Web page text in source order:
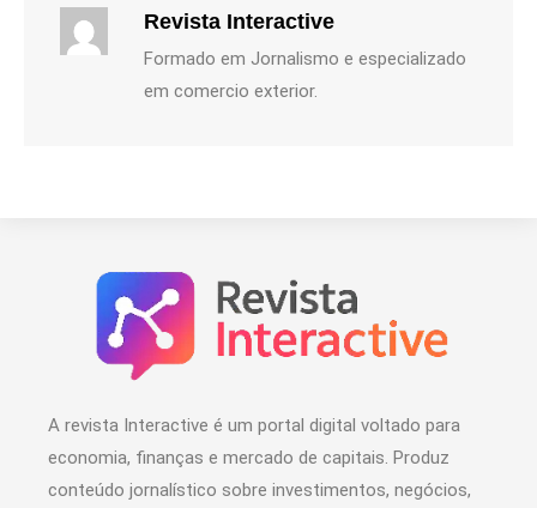
Revista Interactive
Formado em Jornalismo e especializado
em comercio exterior.
A revista Interactive é um portal digital voltado para
economia, finanças e mercado de capitais. Produz
conteúdo jornalístico sobre investimentos, negócios,